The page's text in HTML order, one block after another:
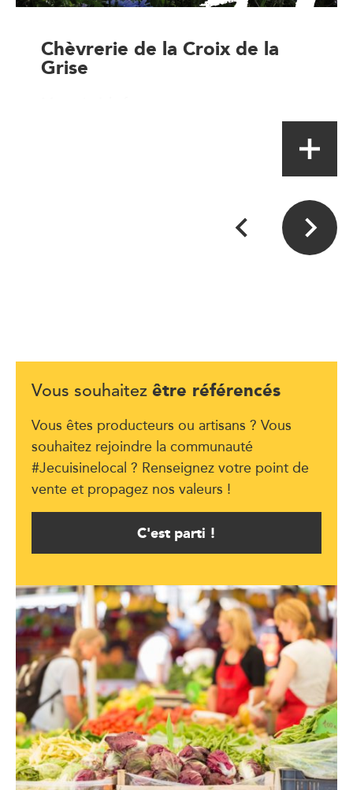
Chèvrerie de la Croix de la
Grise
Vous souhaitez être référencés
Vous êtes producteurs ou artisans ? Vous
souhaitez rejoindre la communauté
#Jecuisinelocal ? Renseignez votre point de
vente et propagez nos valeurs !
C'est parti !